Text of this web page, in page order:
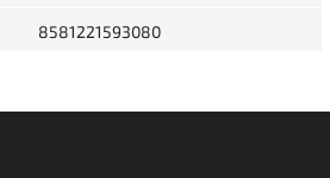
8581221593080